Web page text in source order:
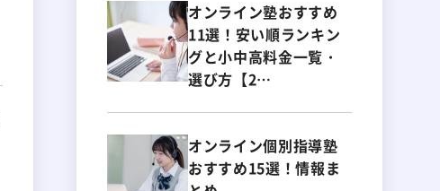
オンライン塾おすすめ
11選！安い順ランキン
グと小中高料金一覧・
選び方【2…
オンライン個別指導塾
おすすめ15選！情報ま